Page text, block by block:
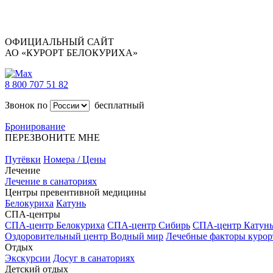
ОФИЦИАЛЬНЫЙ САЙТ
АО «КУРОРТ БЕЛОКУРИХА»
8 800 707 51 82
Звонок по
бесплатный
Бронирование
ПЕРЕЗВОНИТЕ МНЕ
Путёвки Номера / Цены
Лечение
Лечение в санаториях
Центры превентивной медицины
Белокуриха Катунь
СПА-центры
СПА-центр Белокуриха СПА-центр Сибирь СПА-центр Катунь
Оздоровительный центр Водный мир Лечебные факторы
Отдых
Экскурсии Досуг в санаториях
Детский отдых